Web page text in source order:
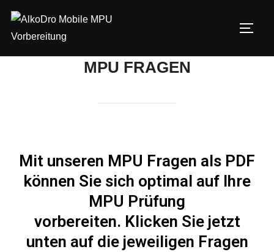
MPU FRAGEN
Mit unseren MPU Fragen als PDF
können Sie sich optimal auf Ihre
MPU Prüfung
vorbereiten. Klicken Sie jetzt
unten auf die jeweiligen Fragen